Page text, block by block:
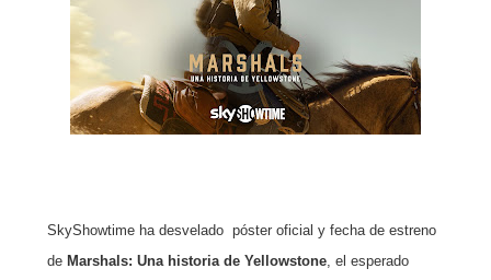
SkyShowtime ha desvelado póster oficial y fecha de estreno
de Marshals: Una historia de Yellowstone, el esperado